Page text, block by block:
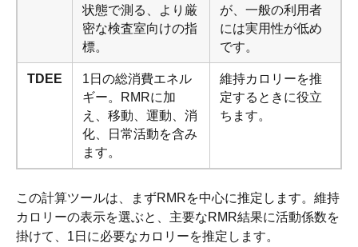
状態で測る、より厳
密な検査室向けの指
標。
が、一般の利用者
には実用性が低め
です。
TDEE
1日の総消費エネル
ギー。RMRに加
え、移動、運動、消
化、日常活動を含み
ます。
維持カロリーを推
定するときに役立
ちます。
この計算ツールは、まずRMRを中心に推定します。維持
カロリーの表示を選ぶと、主要なRMR結果に活動係数を
掛けて、1日に必要なカロリーを推定します。